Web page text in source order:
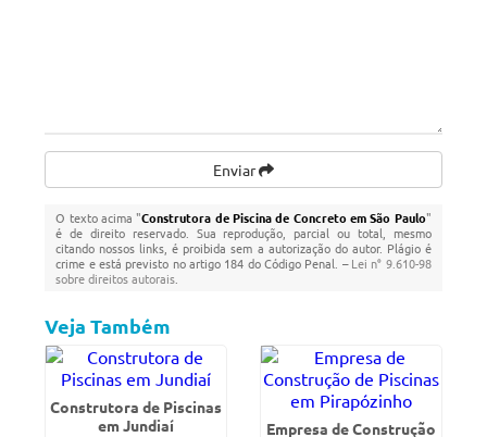
Enviar
O texto acima "Construtora de Piscina de Concreto em São Paulo"
é de direito reservado. Sua reprodução, parcial ou total, mesmo
citando nossos links, é proibida sem a autorização do autor. Plágio é
crime e está previsto no artigo 184 do Código Penal. –Lei n° 9.610-98
sobre direitos autorais
Veja Também
Construtora de Piscinas
em Jundiaí
Empresa de Construção